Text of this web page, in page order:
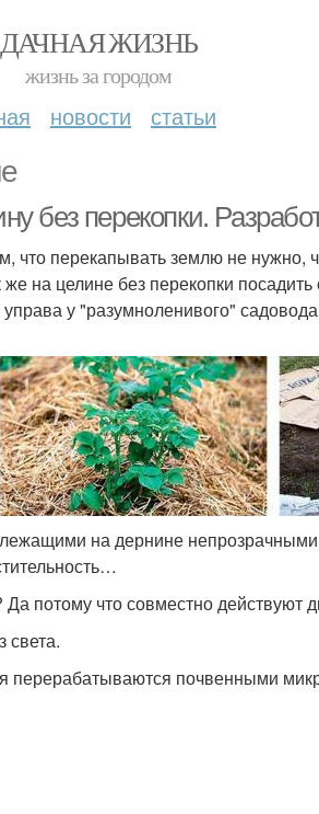
ДАЧНАЯ ЖИЗНЬ
жизнь за городом
новости статьи
без перекопки.
что перекапывать землю не нужно,
же на целине без перекопки
у "разумно­ленивого"
на дернине
потому что совместно действуют
света.
перерабатываются почвенными